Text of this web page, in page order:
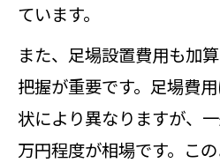
ています。
また、足場設置費用も加
把握が重要です。足場費
状により異なりますが、
万円程度が相場です。こ